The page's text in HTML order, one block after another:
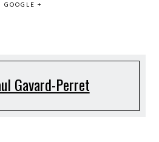
GOOGLE +
Gavard-Perret